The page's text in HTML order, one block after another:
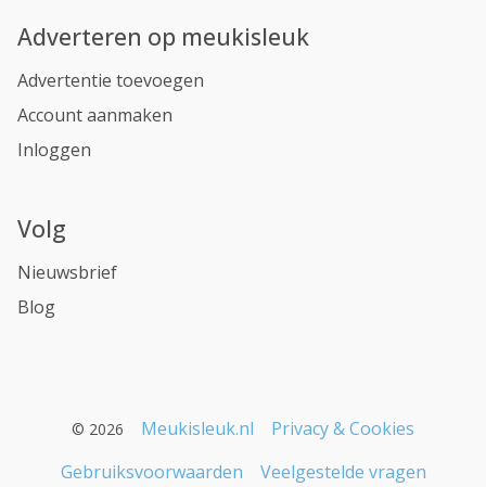
Adverteren op meukisleuk
Advertentie toevoegen
Account aanmaken
Inloggen
Volg
Nieuwsbrief
Blog
© 2026 Meukisleuk.nl
Privacy & Cookies
Gebruiksvoorwaarden
Veelgestelde vragen